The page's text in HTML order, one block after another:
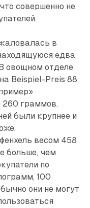
совершенно не
в
едва
овощном отделе
Beispiel-Preis 88
260 граммов.
были крупнее и
весом 458
больше, чем
по
100
они не могут